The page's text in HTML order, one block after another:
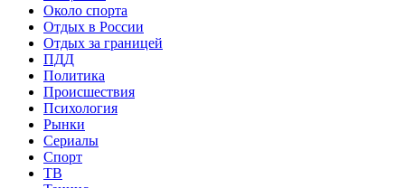
Около спорта
Отдых в России
Отдых за границей
ПДД
Политика
Происшествия
Психология
Рынки
Сериалы
Спорт
ТВ